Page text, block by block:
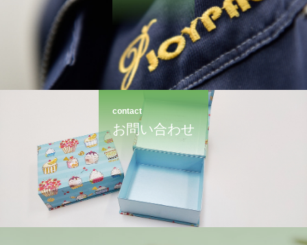
contact
お問い合わせ